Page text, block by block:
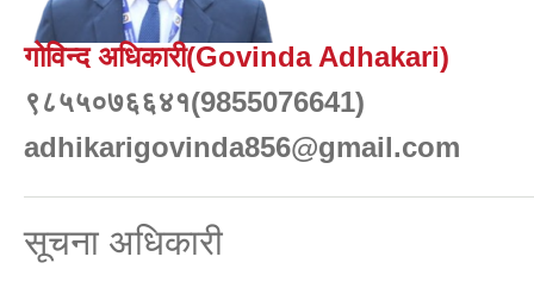
गोविन्द अधिकारी(Govinda Adhakari)
९८५५०७६६४१(9855076641)
adhikarigovinda856@gmail.com
सूचना अधिकारी